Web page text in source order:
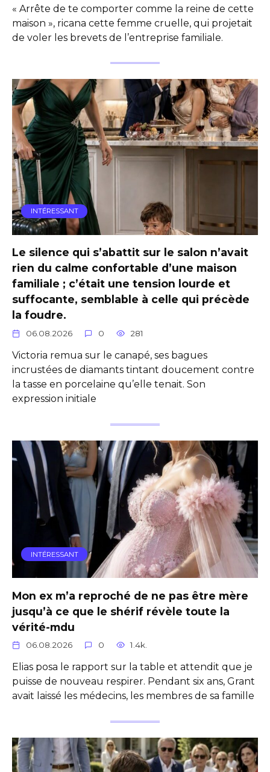
« Arrête de te comporter comme la reine de cette
maison », ricana cette femme cruelle, qui projetait
de voler les brevets de l’entreprise familiale.
INTÉRESSANT
Le silence qui s’abattit sur le salon n’avait
rien du calme confortable d’une maison
familiale ; c’était une tension lourde et
suffocante, semblable à celle qui précède
la foudre.
06.08.2026 0 281
Victoria remua sur le canapé, ses bagues
incrustées de diamants tintant doucement contre
la tasse en porcelaine qu’elle tenait. Son
expression initiale
INTÉRESSANT
Mon ex m’a reproché de ne pas être mère
jusqu’à ce que le shérif révèle toute la
vérité-mdu
06.08.2026 0 1.4k.
Elias posa le rapport sur la table et attendit que je
puisse de nouveau respirer. Pendant six ans, Grant
avait laissé les médecins, les membres de sa famille